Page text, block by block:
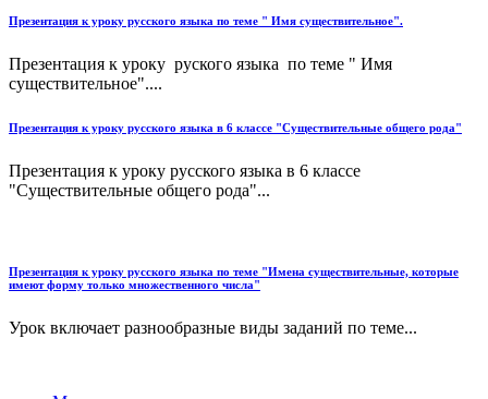
Презентация к уроку русского языка по теме " Имя существительное".
Презентация к уроку руского языка по теме " Имя
существительное"....
Презентация к уроку русского языка в 6 классе "Существительные общего рода"
Презентация к уроку русского языка в 6 классе
"Существительные общего рода"...
Презентация к уроку русского языка по теме "Имена существительные, которые
имеют форму только множественного числа"
Урок включает разнообразные виды заданий по теме...